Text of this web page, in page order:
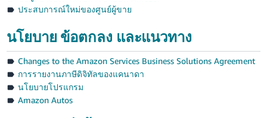
ไทยItaliano
हिंदी
- IN
ไทย
- TH
in
Sign
ประสบการณ์ใหม่ของศูนย์ผู้ขาย
นโยบาย ข้อตกลง และแนวทาง
Changes to the Amazon Services Business Solutions Agreement
การรายงานภาษีดิจิทัลของแคนาดา
นโยบายโปรแกรม
Amazon Autos